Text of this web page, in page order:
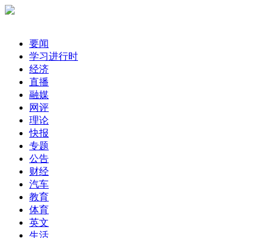
要闻
学习进行时
经济
直播
融媒
网评
理论
快报
专题
公告
财经
汽车
教育
体育
英文
生活